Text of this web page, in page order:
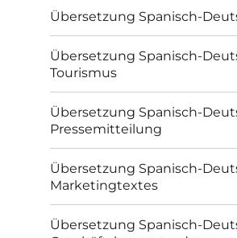
Übersetzung Spanisch-
Übersetzung Spanisch-
Tourismus
Übersetzung Spanisch-
Pressemitteilung
Übersetzung Spanisch-
Marketingtextes
Übersetzung Spanisch-